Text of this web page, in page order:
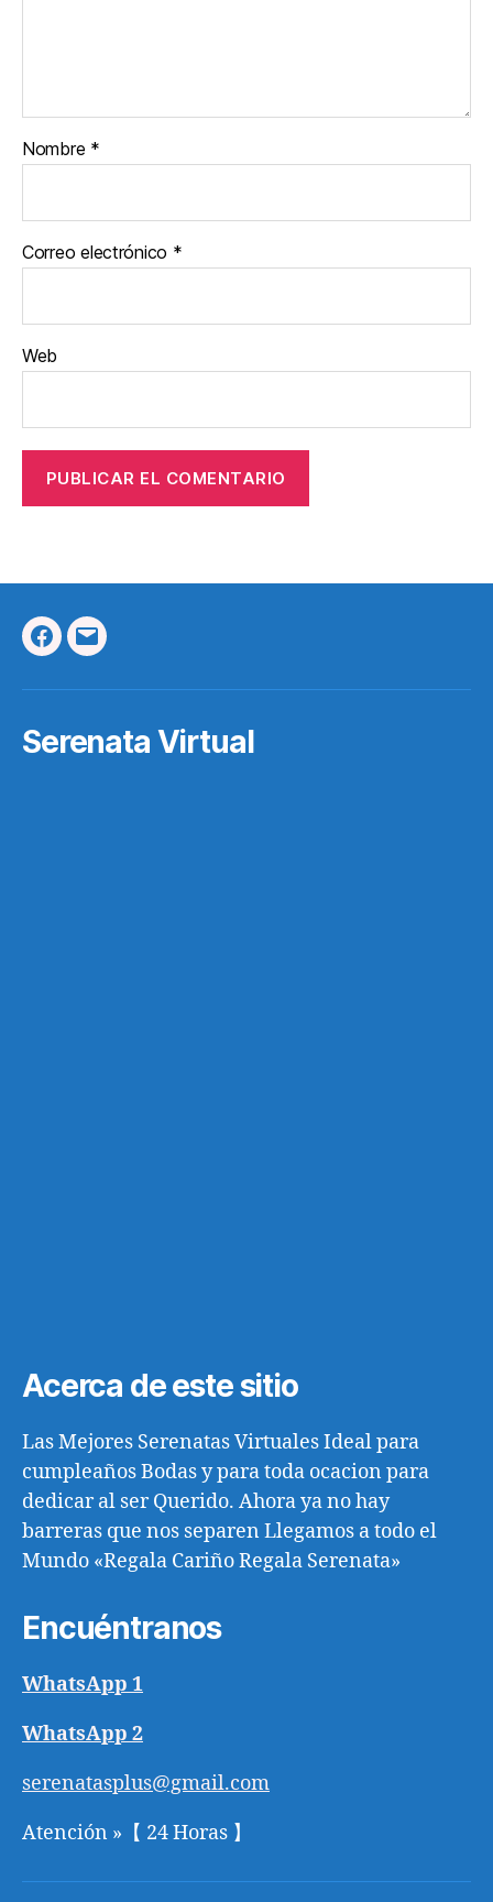
Nombre *
Correo electrónico *
Web
Facebook
Correo
Serenata Virtual
Acerca de este sitio
Las Mejores Serenatas Virtuales Ideal para
cumpleaños Bodas y para toda ocacion para
dedicar al ser Querido. Ahora ya no hay
barreras que nos separen Llegamos a todo el
Mundo «Regala Cariño Regala Serenata»
Encuéntranos
WhatsApp 1
WhatsApp 2
serenatasplus@gmail.com
Atención »【 24 Horas 】